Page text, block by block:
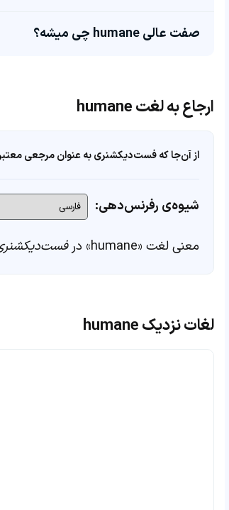
صفت عالی humane چی میشه؟
ارجاع به لغت humane
از آن‌جا که فست‌دیکشنری به عنوان مرجعی
شیوه‌ی رفرنس‌دهی:
معنی لغت «humane» در
لغات نزدیک humane